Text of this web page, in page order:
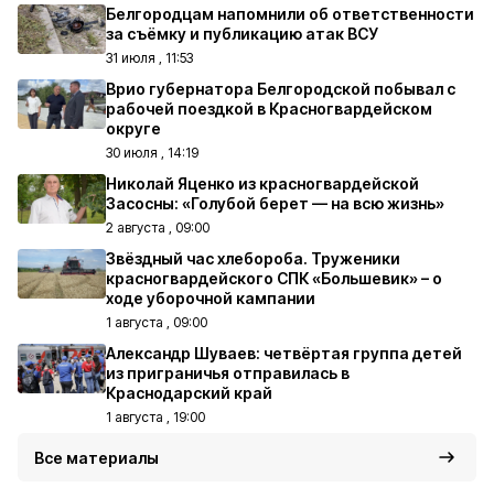
Белгородцам напомнили об ответственности
за съёмку и публикацию атак ВСУ
31 июля , 11:53
Врио губернатора Белгородской побывал с
рабочей поездкой в Красногвардейском
округе
30 июля , 14:19
Николай Яценко из красногвардейской
Засосны: «Голубой берет — на всю жизнь»
2 августа , 09:00
Звёздный час хлебороба. Труженики
красногвардейского СПК «Большевик» – о
ходе уборочной кампании
1 августа , 09:00
Александр Шуваев: четвёртая группа детей
из приграничья отправилась в
Краснодарский край
1 августа , 19:00
Все материалы